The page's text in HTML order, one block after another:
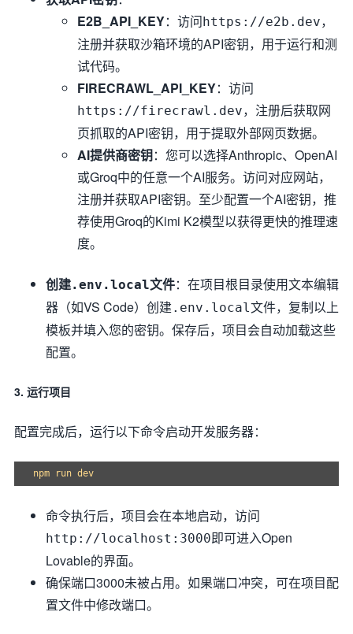
E2B_API_KEY：访问https://e2b.dev，
注册并获取沙箱环境的API密钥，用于运行和测
试代码。
FIRECRAWL_API_KEY：访问
https://firecrawl.dev，注册后获取网
页抓取的API密钥，用于提取外部网页数据。
AI提供商密钥：您可以选择Anthropic、OpenAI
或Groq中的任意一个AI服务。访问对应网站，
注册并获取API密钥。至少配置一个AI密钥，推
荐使用Groq的Kimi K2模型以获得更快的推理速
度。
创建.env.local文件：在项目根目录使用文本编辑
器（如VS Code）创建.env.local 文件，复制以上
模板并填入您的密钥。保存后，项目会自动加载这些
配置。
3. 运行项目
配置完成后，运行以下命令启动开发服务器：
命令执行后，项目会在本地启动，访问
http://localhost:3000即可进入Open
Lovable的界面。
确保端口3000未被占用。如果端口冲突，可在项目配
置文件中修改端口。